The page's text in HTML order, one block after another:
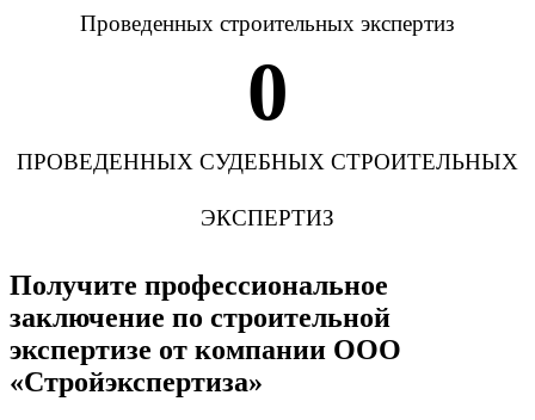
Проведенных строительных экспертиз
0
ПРОВЕДЕННЫХ СУДЕБНЫХ СТРОИТЕЛЬНЫХ
ЭКСПЕРТИЗ
Получите профессиональное
заключение по строительной
экспертизе от компании ООО
«Стройэкспертиза»